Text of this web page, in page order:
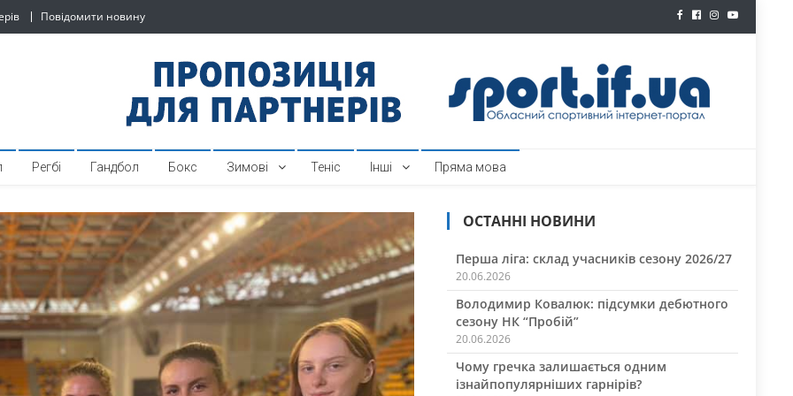
Повідомити новину
спортивний інтернет-портал
Регбі Гандбол Бокс Зимові Теніс Інші Пряма мова
ОСТАННІ НОВИНИ
Перша ліга: склад учасників сезону 2026/27
20.06.2026
Володимир Ковалюк: підсумки дебютного
сезону НК “Пробій”
20.06.2026
Чому гречка залишається одним
ізнайпопулярніших гарнірів?